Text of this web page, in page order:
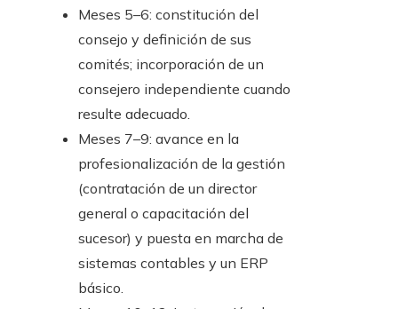
Meses 5–6: constitución del
consejo y definición de sus
comités; incorporación de un
consejero independiente cuando
resulte adecuado.
Meses 7–9: avance en la
profesionalización de la gestión
(contratación de un director
general o capacitación del
sucesor) y puesta en marcha de
sistemas contables y un ERP
básico.